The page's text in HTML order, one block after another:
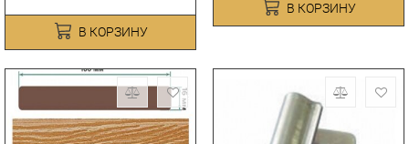
В КОРЗИНУ
В КОРЗИНУ